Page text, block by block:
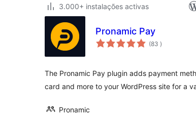
3.000+ instalações activas
Pronamic Pay
(83 classificações
)
The Pronamic Pay plugin adds payment
card and more to your WordPress site for a
Pronamic